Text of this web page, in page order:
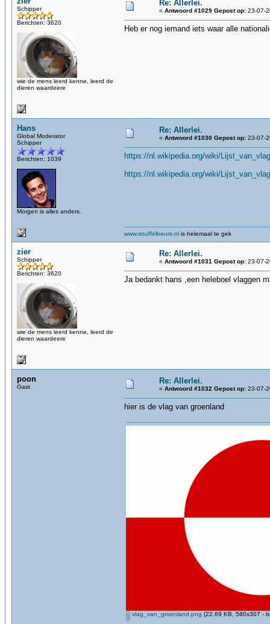
Schipper
Berichten: 3620
wie de mens leerd kenne, leerd de
dieren waardeere
Re: Allerlei.
« Antwoord #1029 Gepost op: 23-07-
Heb er nog iemand iets waar alle
Hans
Global Moderator
Schipper
Berichten: 1039
Morgen is alles anders.
Re: Allerlei.
« Antwoord #1030 Gepost op: 23-07-
https://nl.wikipedia.org/wiki/
https://nl.wikipedia.org/wiki/
www.snuffelbeurs.nl is helemaal te gek
zier
Schipper
Berichten: 3620
wie de mens leerd kenne, leerd de
dieren waardeere
Re: Allerlei.
« Antwoord #1031 Gepost op: 23-07-
Ja bedankt hans ,een heleboel vlaggen
poon
Gast
Re: Allerlei.
« Antwoord #1032 Gepost op: 23-07-
hier is de vlag van groenland
vlag_van_groenland.png (22.69 KB, 580x307 -